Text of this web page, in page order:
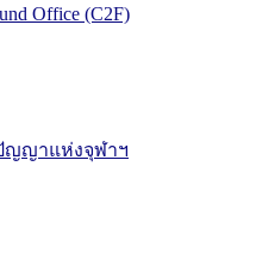
Office (C2F)
ญญาแห่งจุฬาฯ